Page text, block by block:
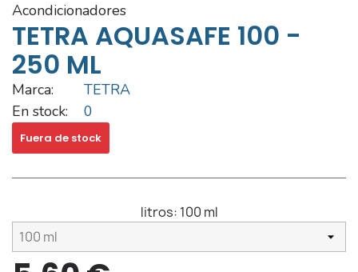
acondicionadores
TETRA AQUASAFE 100 -
250 ML
Marca:
TETRA
En stock:
0
Fuera de stock
litros: 100 ml